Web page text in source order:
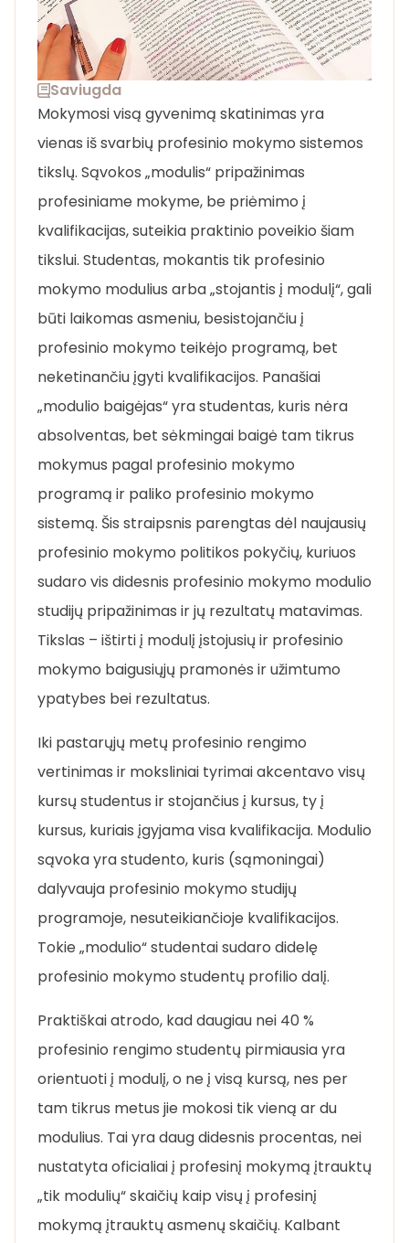
Saviugda
Mokymosi visą gyvenimą skatinimas yra
vienas iš svarbių profesinio mokymo sistemos
tikslų. Sąvokos „modulis“ pripažinimas
profesiniame mokyme, be priėmimo į
kvalifikacijas, suteikia praktinio poveikio šiam
tikslui. Studentas, mokantis tik profesinio
mokymo modulius arba „stojantis į modulį“, gali
būti laikomas asmeniu, besistojančiu į
profesinio mokymo teikėjo programą, bet
neketinančiu įgyti kvalifikacijos. Panašiai
„modulio baigėjas“ yra studentas, kuris nėra
absolventas, bet sėkmingai baigė tam tikrus
mokymus pagal profesinio mokymo
programą ir paliko profesinio mokymo
sistemą. Šis straipsnis parengtas dėl naujausių
profesinio mokymo politikos pokyčių, kuriuos
sudaro vis didesnis profesinio mokymo modulio
studijų pripažinimas ir jų rezultatų matavimas.
Tikslas – ištirti į modulį įstojusių ir profesinio
mokymo baigusiųjų pramonės ir užimtumo
ypatybes bei rezultatus.
Iki pastarųjų metų profesinio rengimo
vertinimas ir moksliniai tyrimai akcentavo visų
kursų studentus ir stojančius į kursus, ty į
kursus, kuriais įgyjama visa kvalifikacija. Modulio
sąvoka yra studento, kuris (sąmoningai)
dalyvauja profesinio mokymo studijų
programoje, nesuteikiančioje kvalifikacijos.
Tokie „modulio“ studentai sudaro didelę
profesinio mokymo studentų profilio dalį.
Praktiškai atrodo, kad daugiau nei 40 %
profesinio rengimo studentų pirmiausia yra
orientuoti į modulį, o ne į visą kursą, nes per
tam tikrus metus jie mokosi tik vieną ar du
modulius. Tai yra daug didesnis procentas, nei
nustatyta oficialiai į profesinį mokymą įtrauktų
„tik modulių“ skaičių kaip visų į profesinį
mokymą įtrauktų asmenų skaičių. Kalbant